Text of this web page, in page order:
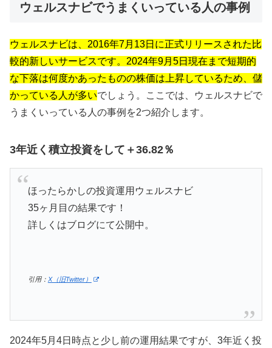
ウェルスナビでうまくいっている人の事例
ウェルスナビは、2016年7月13日に正式リリースされた比
較的新しいサービスです。2024年9月5日現在まで短期的
な下落は何度かあったものの株価は上昇しているため、儲
かっている人が多いでしょう。ここでは、ウェルスナビで
うまくいっている人の事例を2つ紹介します。
3年近く積立投資をして＋36.82％
ほったらかしの投資運用ウェルスナビ
35ヶ月目の結果です！
詳しくはブログにて公開中。
引用： X（旧Twitter）
2024年5月4日時点と少し前の運用結果ですが、3年近く投